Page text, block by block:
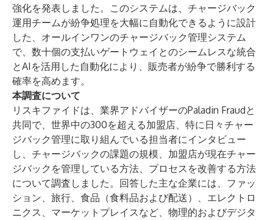
強化を発表しました。このシステムは、チャージバック
運用チームが紛争処理を大幅に自動化できるように設計
した、オールインワンのチャージバック管理システム
で、数十個の支払いゲートウェイとのシームレスな統合
とAIを活用した自動化により、販売者が紛争で勝利する
確率を高めます。
本調査について
リスキファイドは、業界アドバイザーのPaladin Fraudと
共同で、世界中の300を超える加盟店、特に日々チャー
ジバック管理に取り組んでいる担当者にインタビュー
し、チャージバックの課題の規模、加盟店が現在チャー
ジバックを管理している方法、プロセスを改善する方法
について調査しました。回答した主な企業には、ファッ
ション、旅行、食品（食料品および配送）、エレクトロ
ニクス、マーケットプレイスなど、物理的およびデジタ